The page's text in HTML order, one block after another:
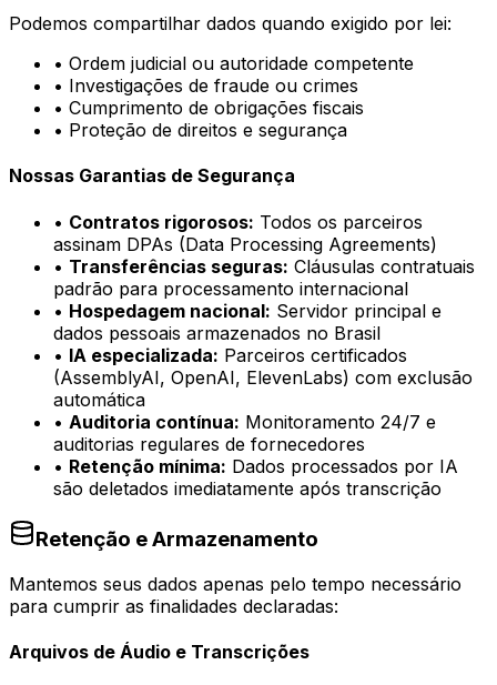
Podemos compartilhar dados quando exigido por lei:
• Ordem judicial ou autoridade competente
• Investigações de fraude ou crimes
• Cumprimento de obrigações fiscais
• Proteção de direitos e segurança
Nossas Garantias de Segurança
• Contratos rigorosos: Todos os parceiros
assinam DPAs (Data Processing Agreements)
• Transferências seguras: Cláusulas contratuais
padrão para processamento internacional
• Hospedagem nacional: Servidor principal e
dados pessoais armazenados no Brasil
• IA especializada: Parceiros certificados
(AssemblyAI, OpenAI, ElevenLabs) com exclusão
automática
• Auditoria contínua: Monitoramento 24/7 e
auditorias regulares de fornecedores
• Retenção mínima: Dados processados por IA
são deletados imediatamente após transcrição
Retenção e Armazenamento
Mantemos seus dados apenas pelo tempo necessário
para cumprir as finalidades declaradas:
Arquivos de Áudio e Transcrições